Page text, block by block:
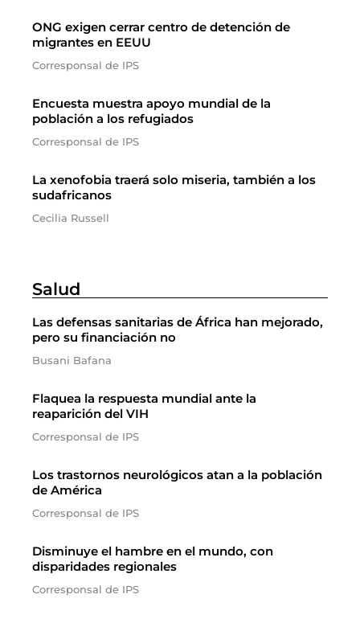
ONG exigen cerrar centro de detención de
migrantes en EEUU
Corresponsal de IPS
Encuesta muestra apoyo mundial de la
población a los refugiados
Corresponsal de IPS
La xenofobia traerá solo miseria, también a los
sudafricanos
Cecilia Russell
Salud
Las defensas sanitarias de África han mejorado,
pero su financiación no
Busani Bafana
Flaquea la respuesta mundial ante la
reaparición del VIH
Corresponsal de IPS
Los trastornos neurológicos atan a la población
de América
Corresponsal de IPS
Disminuye el hambre en el mundo, con
disparidades regionales
Corresponsal de IPS